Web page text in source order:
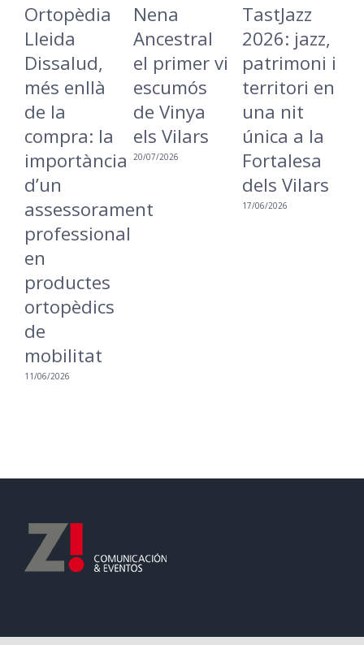
Ortopèdia
Lleida
Dissalud,
més enllà
de la
compra: la
importància
d’un
assessorament
professional
en
productes
ortopèdics
de
mobilitat
11/06/2026
Nena
Ancestral
el primer vi
escumós
de Vinya
els Vilars
20/07/2026
TastJazz
2026: jazz,
patrimoni i
territori en
una nit
única a la
Fortalesa
dels Vilars
17/06/2026